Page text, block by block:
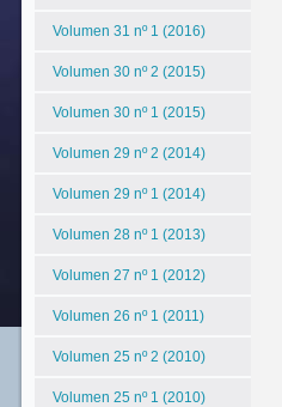
Volumen 31 nº 1 (2016)
Volumen 30 nº 2 (2015)
Volumen 30 nº 1 (2015)
Volumen 29 nº 2 (2014)
Volumen 29 nº 1 (2014)
Volumen 28 nº 1 (2013)
Volumen 27 nº 1 (2012)
Volumen 26 nº 1 (2011)
Volumen 25 nº 2 (2010)
Volumen 25 nº 1 (2010)